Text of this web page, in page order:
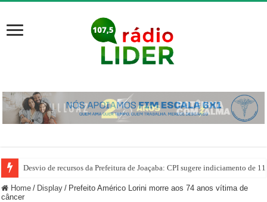
Desvio de recursos da Prefeitura de Joaçaba: CPI sugere indiciamento de 11
Home / Display / Prefeito Américo Lorini morre aos 74 anos vítima de
câncer